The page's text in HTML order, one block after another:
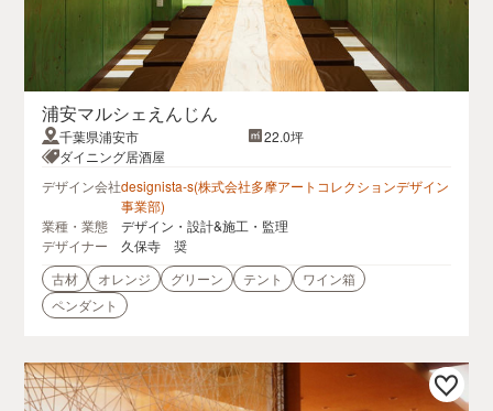
浦安マルシェえんじん
千葉県浦安市
22.0坪
ダイニング居酒屋
デザイン会社designista-s(株式会社多摩アートコレクションデザイン
事業部)
業種・業態
デザイン・設計&施工・監理
デザイナー
久保寺 奨
古材
オレンジ グリーン テント
ワイン箱
ペンダント